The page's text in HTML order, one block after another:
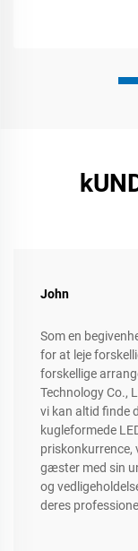
John
Som en
for at leje
forskellige
Technology Co.,
vi kan altid finde
kugleformede
priskonkurrence,
gæster med sin
og
deres